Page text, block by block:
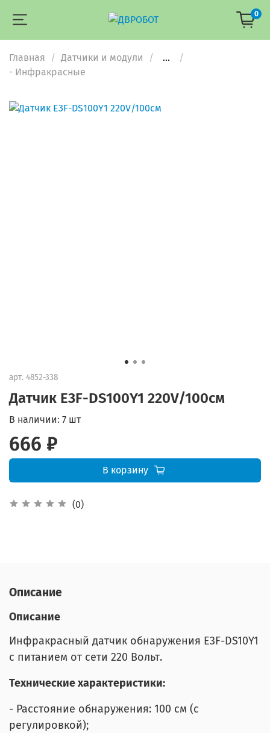
0
Главная Датчики и модули
...
- Инфракрасные
арт. 4852-338
Датчик E3F-DS100Y1 220V/100см
(0)
В наличии: 7 шт
666 ₽
В корзину
Описание
Описание
Инфракрасный датчик обнаружения E3F-DS10Y1
с питанием от сети 220 Вольт.
Технические характеристики:
- Расстояние обнаружения: 100 см (с
регулировкой);